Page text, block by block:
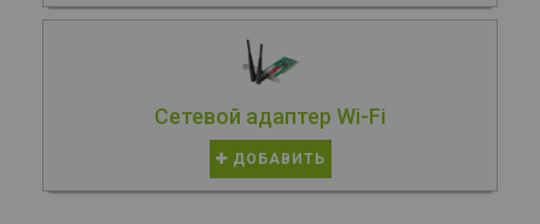
Сетевой адаптер Wi-Fi
ДОБАВИТЬ